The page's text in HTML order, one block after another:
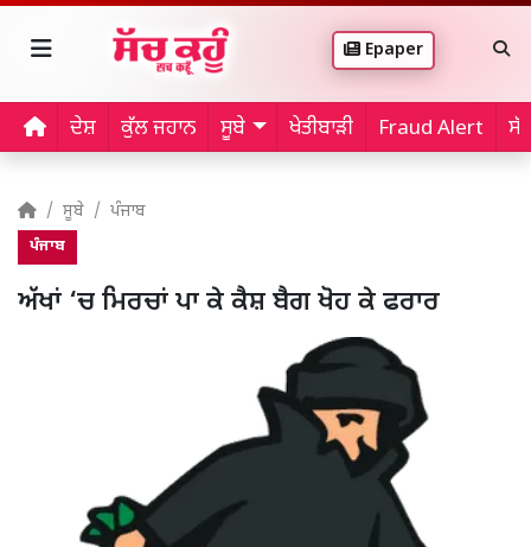
Epaper
ਦੇਸ਼ ਕੁੱਲ ਜਹਾਨ ਸੂਬੇ ਖੇਤੀਬਾੜੀ Fraud Alert
ਸੂਬੇ ਪੰਜਾਬ
ਪੰਜਾਬ
ਅੱਖਾਂ ‘ਚ ਮਿਰਚਾਂ ਪਾ ਕੇ ਕੈਸ਼ ਬੈਗ ਖੋਹ ਕੇ ਫਰਾਰ